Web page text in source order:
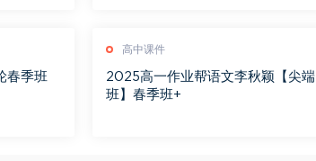
春季班
高中课件
2025高一作业帮语文李秋颖【尖端
班】春季班+